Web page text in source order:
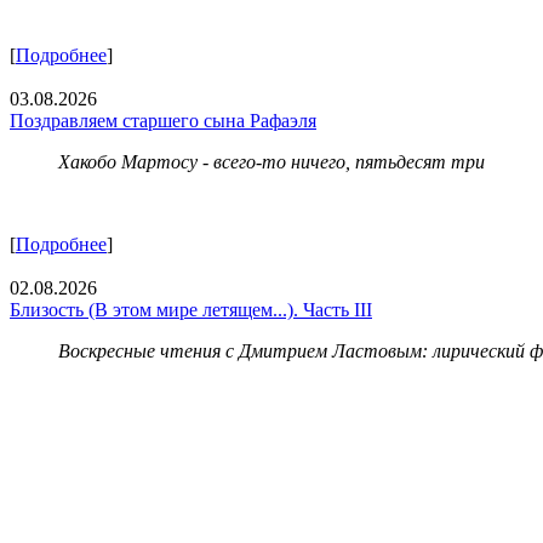
[Подробнее]
03.08.2026
Поздравляем старшего сына Рафаэля
Хакобо Мартосу - всего-то ничего, пятьдесят три
[Подробнее]
02.08.2026
Близость (В этом мире летящем...). Часть III
Воскресные чтения с Дмитрием Ластовым: лирический